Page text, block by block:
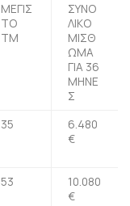
ΜΕΓΙΣ
ΤΟ
ΤΜ
ΣΥΝΟ
ΛΙΚΟ
ΜΙΣΘ
ΩΜΑ
ΓΙΑ 36
ΜΗΝΕ
Σ
35
6.480
€
53
10.080
€